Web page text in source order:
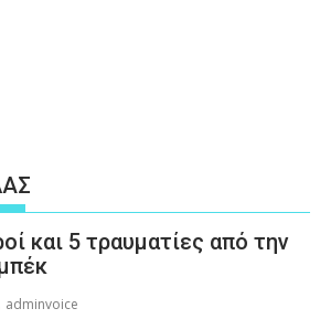
και 5 τραυματίες από την
adminvoice